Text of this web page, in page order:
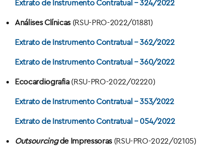
Extrato de Instrumento Contratual – 324/2022
Análises Clínicas (RSU-PRO-2022/01881)
Extrato de Instrumento Contratual – 362/2022
Extrato de Instrumento Contratual – 360/2022
Ecocardiografia (RSU-PRO-2022/02220)
Extrato de Instrumento Contratual – 353/2022
Extrato de Instrumento Contratual – 054/2022
Outsourcingde Impressoras (RSU-PRO-2022/02105)